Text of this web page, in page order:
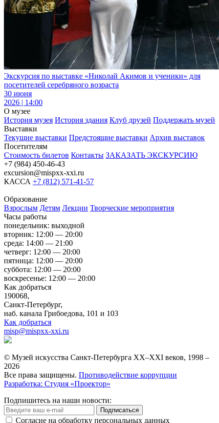
Экскурсия по выставке «Николай Акимов и ученики» для
посетителей серебряного возраста
30 июня
2026 | 14:00
О музее
История музея История здания Клуб друзей Поддержать музей
Выставки
Текущие выставки Предстоящие выставки Архив выставок
Посетителям
Стоимость билетов Контакты ЗАКАЗАТЬ ЭКСКУРСИЮ
+7 (984) 450-46-43
excursion@mispxx-xxi.ru
КАССА +7 (812) 571-41-57
Образование
Взрослым Детям Лекции Творческие мероприятия
Часы работы
понедельник: выходной
вторник: 12:00 — 20:00
среда: 14:00 — 21:00
четверг: 12:00 — 20:00
пятница: 12:00 — 20:00
суббота: 12:00 — 20:00
воскресенье: 12:00 — 20:00
Как добраться
190068,
Санкт-Петербург,
наб. канала Грибоедова, 101 и 103
Как добраться
misp@mispxx-xxi.ru
© Музей искусства Санкт-Петербурга XX–XXI веков, 1998 –
2026
Все права защищены. Противодействие коррупции
Разработка: Студия «Проектор»
Подпишитесь на наши новости:
Подписаться
Согласие на обработку персональных данных